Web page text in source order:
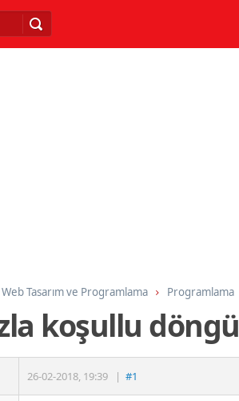
Web Tasarım ve Programlama Programlama
koşullu döngü
26-02-2018, 19:39 | #1